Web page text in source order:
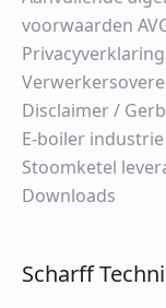
voorwaarden
Privacyverklaring
Disclaimer /
E-boiler industrie
Stoomketel
Downloads
Scharff